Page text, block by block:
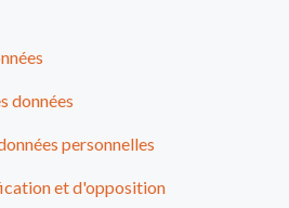
données
personnelles
et d'opposition